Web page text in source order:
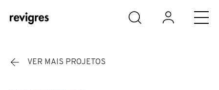
Saltar para o conteúdo principal
VER MAIS PROJETOS